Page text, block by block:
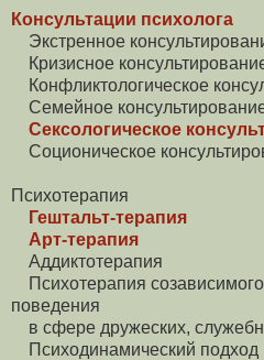
Консультации психолога
Экстренное
Кризисное
Конфликтологическое
Семейное
Сексологическое
Соционическое
Психотерапия
Гештальт-терапия
Арт-терапия
Аддиктотерапия
Психотерапия
поведения
в сфере дружеских,
Психодинамический подход